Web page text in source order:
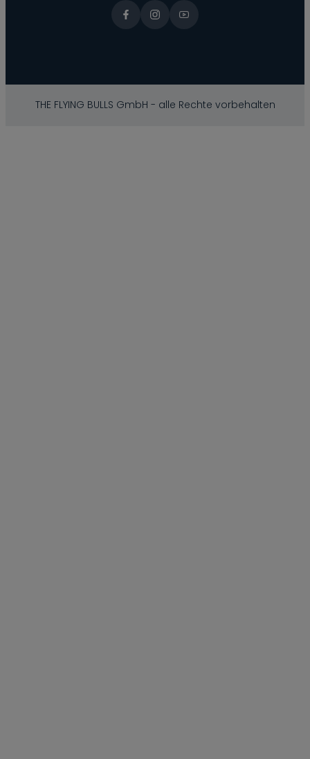
THE FLYING BULLS GmbH - alle Rechte vorbehalten